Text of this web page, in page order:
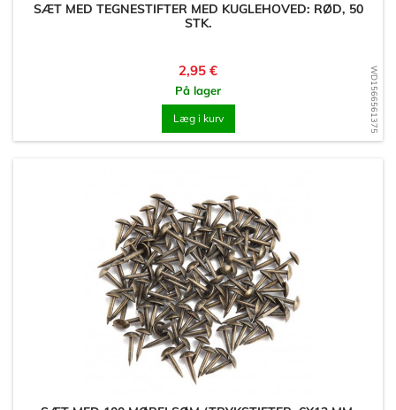
WD1566561375
SÆT MED TEGNESTIFTER MED KUGLEHOVED: RØD, 50
STK.
Pris
2,95 €
På lager
Læg i kurv